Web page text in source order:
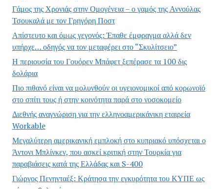
Γάμος της Χρονιάς στην Ομογένεια – ο γαμός της Αννούλας
Τσουκαλά με τον Γρηγόρη Ποστ
Απίστευτο και όμως γεγονός: Έπαθε έμφραγμα αλλά δεν
υπήρχε… οδηγός να τον μεταφέρει στο “Σκυλίτσειο”
Η περιουσία του Γουόρεν Μπάφετ ξεπέρασε τα 100 δις
δολάρια
Πιο πιθανό είναι να μολυνθούν οι υγειονομικοί από κορωνοϊό
στο σπίτι τους ή στην κοινότητα παρά στο νοσοκομείο
Διεθνής αναγνώριση για την ελληνοαμερικάνικη εταιρεία
Workable
Μεγαλύτερη αμερικανική εμπλοκή στο κυπριακό υπόσχεται ο
Άντονι Μπλίνκεν, που ασκεί κριτική στην Τουρκία για
παραβιάσεις κατά της Ελλάδας και S-400
Γιώργος Πενηνταέξ: Κράτησα την εγκυρότητα του ΚΥΠΕ ως